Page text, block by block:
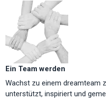
Ein Team werden
Wachst zu einem dreamteam
unterstützt, inspiriert und